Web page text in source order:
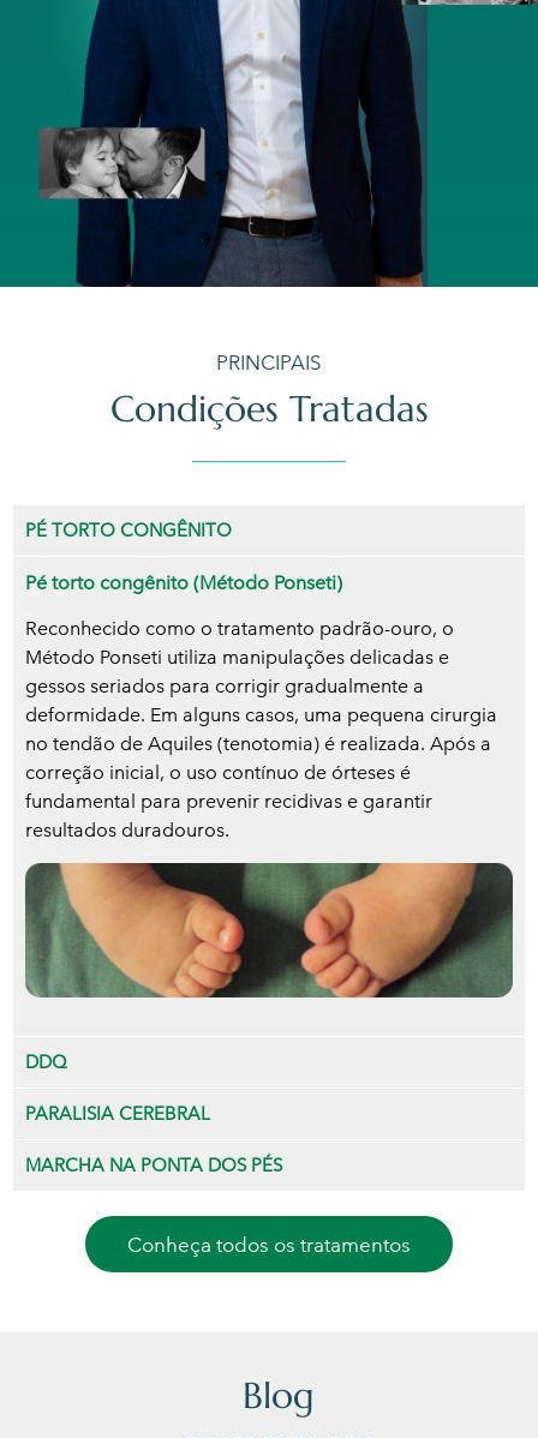
PRINCIPAIS
Condições Tratadas
PÉ TORTO CONGÊNITO
Pé torto congênito (Método Ponseti)
Reconhecido como o tratamento padrão-ouro, o
Método Ponseti utiliza manipulações delicadas e
gessos seriados para corrigir gradualmente a
deformidade. Em alguns casos, uma pequena cirurgia
no tendão de Aquiles (tenotomia) é realizada. Após a
correção inicial, o uso contínuo de órteses é
fundamental para prevenir recidivas e garantir
resultados duradouros.
DDQ
PARALISIA CEREBRAL
MARCHA NA PONTA DOS PÉS
Conheça todos os tratamentos
Blog